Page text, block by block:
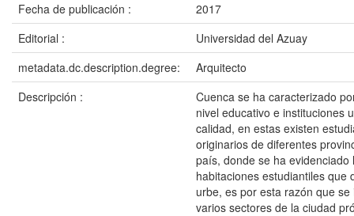
Fecha de publicación :
2017
Editorial :
Universidad del Azuay
metadata.dc.description.degree:
Arquitecto
Descripción :
Cuenca se ha caracterizado
nivel educativo e instituciones
calidad, en estas existen
originarios de diferentes
país, donde se ha evidenciado
habitaciones estudiantiles que
urbe, es por esta razón que
varios sectores de la ciudad